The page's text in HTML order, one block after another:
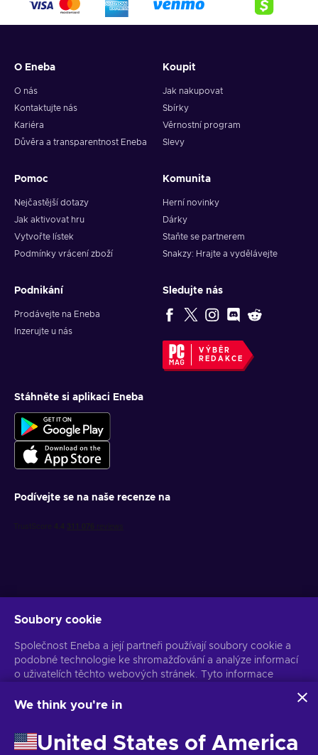
O Eneba
O nás
Kontaktujte nás
Kariéra
Důvěra a transparentnost Eneba
Koupit
Jak nakupovat
Sbírky
Věrnostní program
Slevy
Pomoc
Nejčastější dotazy
Jak aktivovat hru
Vytvořte lístek
Podmínky vrácení zboží
Komunita
Herní novinky
Dárky
Staňte se partnerem
Snakzy: Hrajte a vydělávejte
Podnikání
Prodávejte na Eneba
Inzerujte u nás
Sledujte nás
VÝBĚR
REDAKCE
Stáhněte si aplikaci Eneba
Podívejte se na naše recenze na
Získejte personalizované nabídky her
Předplatit
Z odběru se můžete kdykoli odhlásit. Více informací naleznete v
Soubory cookie
Společnost Eneba a její partneři používají soubory cookie a
podobné technologie ke shromažďování a analýze informací
o uživatelích těchto webových stránek. Tyto informace
stránkách. Vaše osobní údaje mohou být také použity k
Kliknutím na tlačítko „Přijmout vše“ souhlasíte s používáním
těchto technologií společností Eneba a jejími partnery. Svůj
We think you're in
United States of America